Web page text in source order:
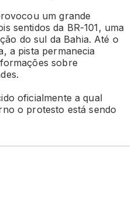
um grande
sentidos da BR-101, uma
do sul da Bahia. Até o
a pista permanecia
sobre
oficialmente a qual
o protesto está sendo